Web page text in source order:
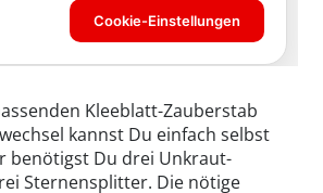
Kleeblatt-Zauberstab
kannst Du einfach selbst
benötigst Du drei Unkraut-
Sternensplitter. Die nötige